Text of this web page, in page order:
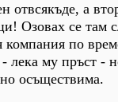
отвсякъде, а
Озовах се там
компания по
лека му пръст -
осъществима.